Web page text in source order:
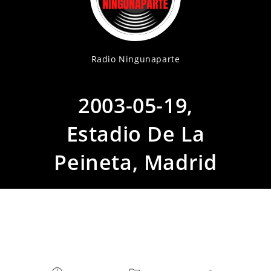
Radio Ningunaparte
2003-05-19,
Estadio De La
Peineta, Madrid